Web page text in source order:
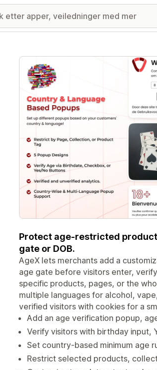
Galleri med fremhevede bilder
Protect age-restricted
gate or DOB.
AgeX lets merchants add a
age gate before visitors enter,
specific products, pages, or the
multiple languages for alcohol,
verified visitors with cookies for a
Add an age verification popup,
Verify visitors with birthday input,
Set country-based minimum age
Restrict selected products,